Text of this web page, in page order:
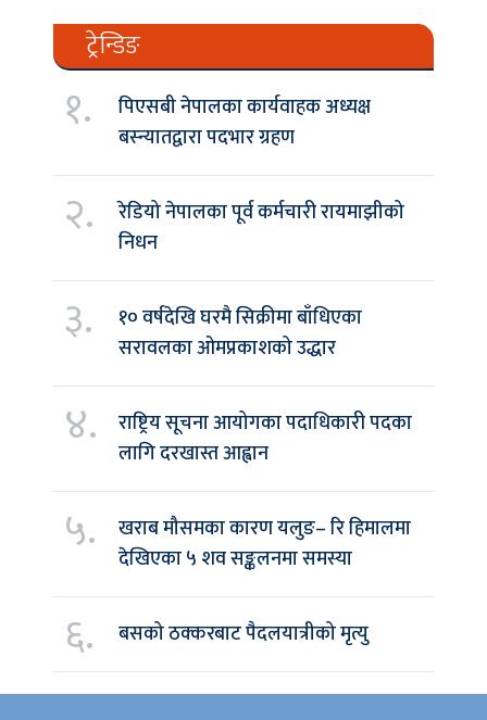
ट्रेन्डिङ
१.
पिएसबी नेपालका कार्यवाहक अध्यक्ष
बस्न्यातद्वारा पदभार ग्रहण
२.
रेडियो नेपालका पूर्व कर्मचारी रायमाझीको
निधन
३.
१० वर्षदेखि घरमै सिक्रीमा बाँधिएका
सरावलका ओमप्रकाशको उद्धार
४.
राष्ट्रिय सूचना आयोगका पदाधिकारी पदका
लागि दरखास्त आह्वान
५.
खराब मौसमका कारण यलुङ– रि हिमालमा
देखिएका ५ शव सङ्कलनमा समस्या
६. बसको ठक्करबाट पैदलयात्रीको मृत्यु